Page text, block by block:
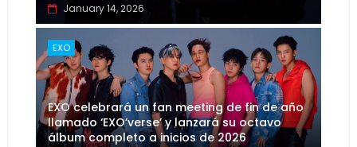
January 14, 2026
EXO
EXO celebrará un fan meeting de fin de año
llamado ‘EXO’verse’ y lanzará su octavo
álbum completo a inicios de 2026